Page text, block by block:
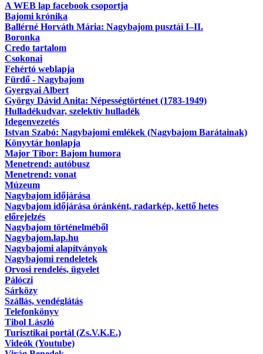
A WEB lap facebook csoportja
Bajomi krónika
Ballérné Horváth Mária: Nagybajom pusztái I–II.
Boronka
Credo tartalom
Csokonai
Fehértó weblapja
Fürdő - Nagybajom
Gyergyai Albert
György Dávid Anita: Népességtörténet (1783-1949)
Hulladékudvar, szelektív hulladék
Idegenvezetés
Istvan Szabó: Nagybajomi emlékek (Nagybajom Barátainak)
Könyvtár honlapja
Major Tibor: Bajom humora
Menetrend: autóbusz
Menetrend: vonat
Múzeum
Nagybajom időjárása
Nagybajom időjárása óránként, radarkép, kettő hetes
előrejelzés
Nagybajom történelméből
Nagybajom.lap.hu
Nagybajomi alapítványok
Nagybajomi rendeletek
Orvosi rendelés, ügyelet
Pálóczi
Sárközy
Szállás, vendéglátás
Telefonkönyv
Tibol László
Turisztikai portál (Zs.V.K.E.)
Videók (Youtube)